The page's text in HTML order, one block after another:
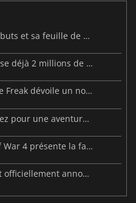
MARVEL Tōkon dévoile ses débuts et sa feuille de route
Resident Evil: Veronica dépasse déjà 2 millions de wishlists
Beast of Reincarnation : Game Freak dévoile un nouveau pari
Big Walk est disponible : partez pour une aventure entre amis
Warhammer 40 000 : Dawn of War 4 présente la faction des Nécrons
Le DLC Nioh 3 : Hell Rising est officiellement annoncé